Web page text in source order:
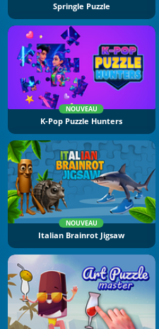
Springle Puzzle
NOUVEAU
K-Pop Puzzle Hunters
NOUVEAU
Italian Brainrot Jigsaw